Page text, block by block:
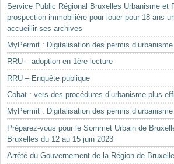
Service Public Régional Bruxelles Urbanisme et
prospection immobilière pour louer pour 18 ans
accueillir ses archives
MyPermit : Digitalisation des permis d’urbanisme
RRU – adoption en 1ère lecture
RRU – Enquête publique
Cobat : vers des procédures d’urbanisme plus
MyPermit : Digitalisation des permis
Préparez-vous pour le Sommet Urbain de
Bruxelles du 12 au 15 juin 2023
Arrêté du Gouvernement de la Région de